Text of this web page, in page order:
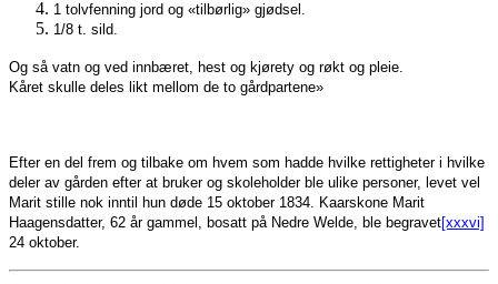
1 tolvfenning jord og «tilbørlig» gjødsel.
1/8 t. sild.
Og så vatn og ved innbæret, hest og kjørety og røkt og pleie.
Kåret skulle deles likt mellom de to gårdpartene»
Efter en del frem og tilbake om hvem som hadde hvilke rettigheter i hvilke
deler av gården efter at bruker og skoleholder ble ulike personer, levet vel
Marit stille nok inntil hun døde 15 oktober 1834. Kaarskone Marit
Haagensdatter, 62 år gammel, bosatt på Nedre Welde, ble begravet[xxxvi]
24 oktober.